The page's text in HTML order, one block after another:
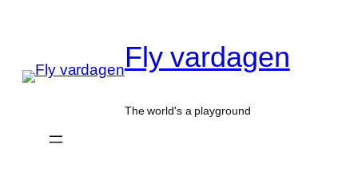
Fly vardagen
The world's a playground